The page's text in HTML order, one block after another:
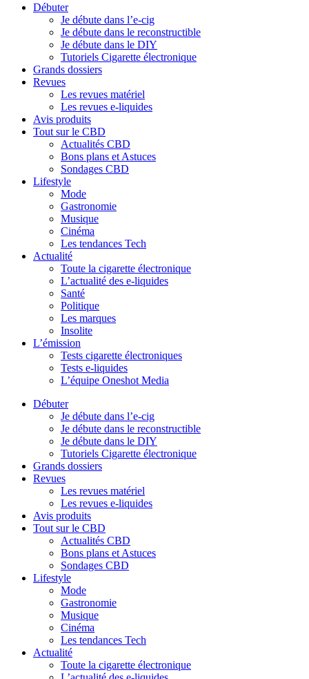
Débuter
Je débute dans l’e-cig
Je débute dans le reconstructible
Je débute dans le DIY
Tutoriels Cigarette électronique
Grands dossiers
Revues
Les revues matériel
Les revues e-liquides
Avis produits
Tout sur le CBD
Actualités CBD
Bons plans et Astuces
Sondages CBD
Lifestyle
Mode
Gastronomie
Musique
Cinéma
Les tendances Tech
Actualité
Toute la cigarette électronique
L’actualité des e-liquides
Santé
Politique
Les marques
Insolite
L’émission
Tests cigarette électroniques
Tests e-liquides
L’équipe Oneshot Media
Débuter
Je débute dans l’e-cig
Je débute dans le reconstructible
Je débute dans le DIY
Tutoriels Cigarette électronique
Grands dossiers
Revues
Les revues matériel
Les revues e-liquides
Avis produits
Tout sur le CBD
Actualités CBD
Bons plans et Astuces
Sondages CBD
Lifestyle
Mode
Gastronomie
Musique
Cinéma
Les tendances Tech
Actualité
Toute la cigarette électronique